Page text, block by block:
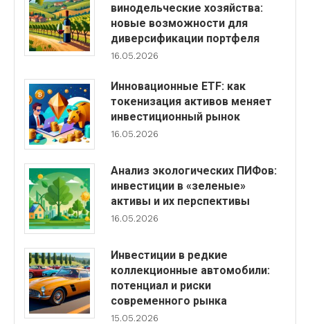
винодельческие хозяйства:
новые возможности для
диверсификации портфеля
16.05.2026
Инновационные ETF: как
токенизация активов меняет
инвестиционный рынок
16.05.2026
Анализ экологических ПИФов:
инвестиции в «зеленые»
активы и их перспективы
16.05.2026
Инвестиции в редкие
коллекционные автомобили:
потенциал и риски
современного рынка
15.05.2026